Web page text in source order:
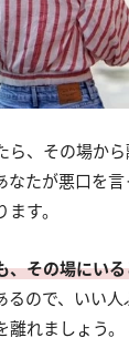
ら、その場か
なたが悪口を
す。
、その場にい
るので、いい
れましょう。